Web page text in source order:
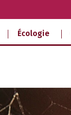
Écologie